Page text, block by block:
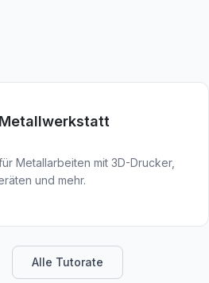
Metallwerkstatt
Metallarbeiten mit 3D-Drucker,
und mehr.
Alle Tutorate